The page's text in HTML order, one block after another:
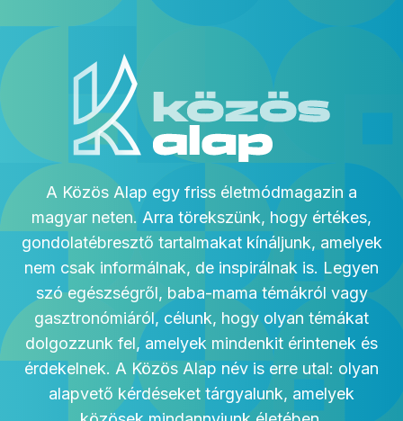
A Közös Alap egy friss életmódmagazin a
magyar neten. Arra törekszünk, hogy értékes,
gondolatébresztő tartalmakat kínáljunk, amelyek
nem csak informálnak, de inspirálnak is. Legyen
szó egészségről, baba-mama témákról vagy
gasztronómiáról, célunk, hogy olyan témákat
dolgozzunk fel, amelyek mindenkit érintenek és
érdekelnek. A Közös Alap név is erre utal: olyan
alapvető kérdéseket tárgyalunk, amelyek